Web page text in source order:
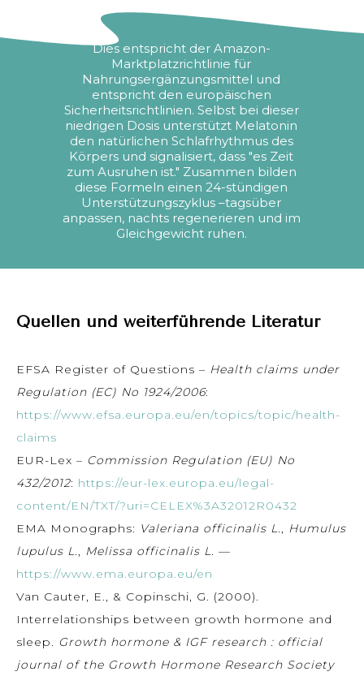
Dies entspricht der Amazon-
Marktplatzrichtlinie für
Nahrungsergänzungsmittel und
entspricht den europäischen
Sicherheitsrichtlinien. Selbst bei dieser
niedrigen Dosis unterstützt Melatonin
den natürlichen Schlafrhythmus des
Körpers und signalisiert, dass "es Zeit
zum Ausruhen ist." Zusammen bilden
diese Formeln einen 24-stündigen
Unterstützungszyklus –tagsüber
anpassen, nachts regenerieren und im
Gleichgewicht ruhen.
Quellen und weiterführende Literatur
EFSA Register of Questions – Health claims under
Regulation (EC) No 1924/2006:
https://www.efsa.europa.eu/en/topics/topic/health-
claims
EUR-Lex – Commission Regulation (EU) No
432/2012: https://eur-lex.europa.eu/legal-
content/EN/TXT/?uri=CELEX%3A32012R0432
EMA Monographs: Valeriana officinalis L., Humulus
lupulus L., Melissa officinalis L. —
https://www.ema.europa.eu/en
Van Cauter, E., & Copinschi, G. (2000).
Interrelationships between growth hormone and
sleep. Growth hormone & IGF research : official
journal of the Growth Hormone Research Society